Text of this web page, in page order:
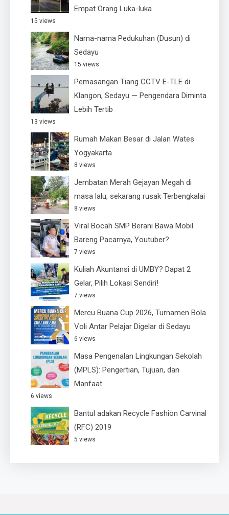
Empat Orang Luka-luka
15 views
Nama-nama Pedukuhan (Dusun) di
Sedayu
15 views
Pemasangan Tiang CCTV E-TLE di
Klangon, Sedayu — Pengendara Diminta
Lebih Tertib
13 views
Rumah Makan Besar di Jalan Wates
Yogyakarta
8 views
Jembatan Merah Gejayan Megah di
masa lalu, sekarang rusak Terbengkalai
8 views
Viral Bocah SMP Berani Bawa Mobil
Bareng Pacarnya, Youtuber?
7 views
Kuliah Akuntansi di UMBY? Dapat 2
Gelar, Pilih Lokasi Sendiri!
7 views
Mercu Buana Cup 2026, Turnamen Bola
Voli Antar Pelajar Digelar di Sedayu
6 views
Masa Pengenalan Lingkungan Sekolah
(MPLS): Pengertian, Tujuan, dan
Manfaat
6 views
Bantul adakan Recycle Fashion Carvinal
(RFC) 2019
5 views